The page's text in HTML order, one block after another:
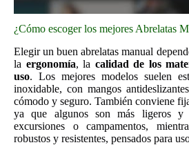
¿Cómo escoger los mejores Abrelatas
Elegir un buen abrelatas manual
la ergonomía, la calidad de los
uso. Los mejores modelos suelen
inoxidable, con mangos
cómodo y seguro. También conviene
ya que algunos son más ligeros y
excursiones o campamentos,
robustos y resistentes, pensados para